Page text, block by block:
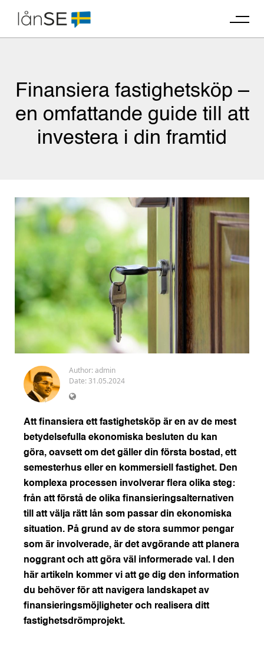
content
Finansiera fastighetsköp –
en omfattande guide till att
investera i din framtid
Author: admin
Date: 31.05.2024
Att finansiera ett fastighetsköp är en av de mest
betydelsefulla ekonomiska besluten du kan
göra, oavsett om det gäller din första bostad, ett
semesterhus eller en kommersiell fastighet. Den
komplexa processen involverar flera olika steg:
från att förstå de olika finansieringsalternativen
till att välja rätt lån som passar din ekonomiska
situation. På grund av de stora summor pengar
som är involverade, är det avgörande att planera
noggrant och att göra väl informerade val. I den
här artikeln kommer vi att ge dig den information
du behöver för att navigera landskapet av
finansieringsmöjligheter och realisera ditt
fastighetsdrömprojekt.